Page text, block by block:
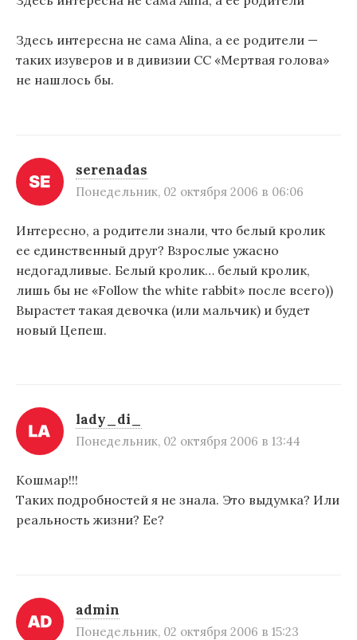
Здесь интересна не сама Alina, а ее родители —
таких изуверов и в дивизии СС «Мертвая голова»
не нашлось бы.
serenadas
Понедельник, 02 октября 2006 в 06:06
Интересно, а родители знали, что белый кролик
ее единственный друг? Взрослые ужасно
недогадливые. Белый кролик… белый кролик,
лишь бы не «Follow the white rabbit» после всего))
Вырастет такая девочка (или мальчик) и будет
новый Цепеш.
lady_di_
Понедельник, 02 октября 2006 в 13:44
Кошмар!!!
Таких подробностей я не знала. Это выдумка? Или
реальность жизни? Ее?
admin
Понедельник, 02 октября 2006 в 15:23